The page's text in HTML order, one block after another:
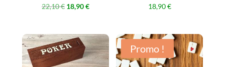
22,10€ Le
était :
22,10 €.
18,90€Le
est :
18,90 €.
18,90€
Promo !